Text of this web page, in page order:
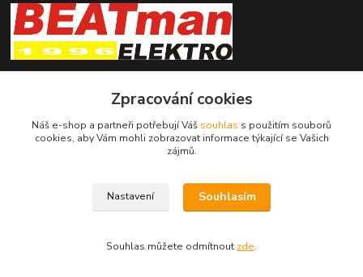
elektro@beatman.cz
Zpracování cookies
Náš e-shop a partneři potřebují Váš souhlas s použitím souborů
cookies, aby Vám mohli zobrazovat informace týkající se Vašich
zájmů.
Nastavení Souhlasím
Souhlas můžete odmítnout zde.